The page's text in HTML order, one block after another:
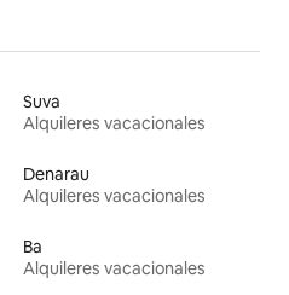
Suva
Alquileres vacacionales
Denarau
Alquileres vacacionales
Ba
Alquileres vacacionales